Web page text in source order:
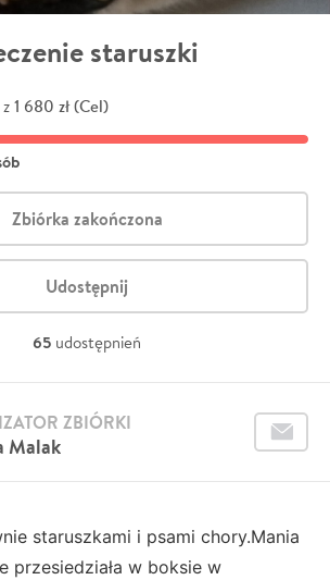
staruszki
z 1 680 zł (Cel)
Zbiórka zakończona
Udostępnij
65 udostępnień
Malak
ZBIÓRKI
staruszkami i psami chory.Mania
przesiedziała w boksie w